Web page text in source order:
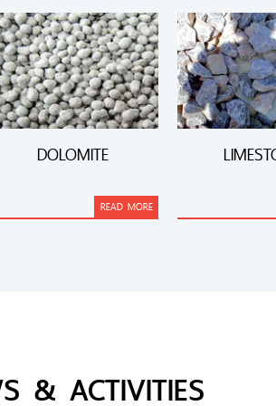
DOLOMITE
READ MORE
& ACTIVITIES